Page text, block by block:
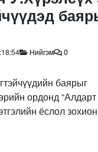
Нийгэм 0
баярыг
ордонд
ёслол зохион